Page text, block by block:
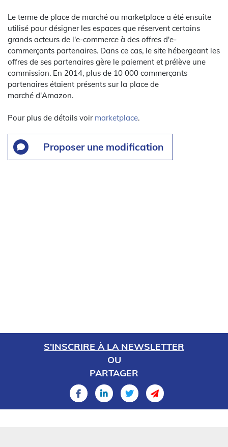
Le terme de place de marché ou marketplace a été ensuite
utilisé pour désigner les espaces que réservent certains
grands acteurs de l'e-commerce à des offres d'e-
commerçants partenaires. Dans ce cas, le site hébergeant les
offres de ses partenaires gère le paiement et prélève une
commission. En 2014, plus de 10 000 commerçants
partenaires étaient présents sur la place de
marché d'Amazon.
Pour plus de détails voir marketplace.
Proposer une modification
S'INSCRIRE À LA NEWSLETTER
OU
PARTAGER